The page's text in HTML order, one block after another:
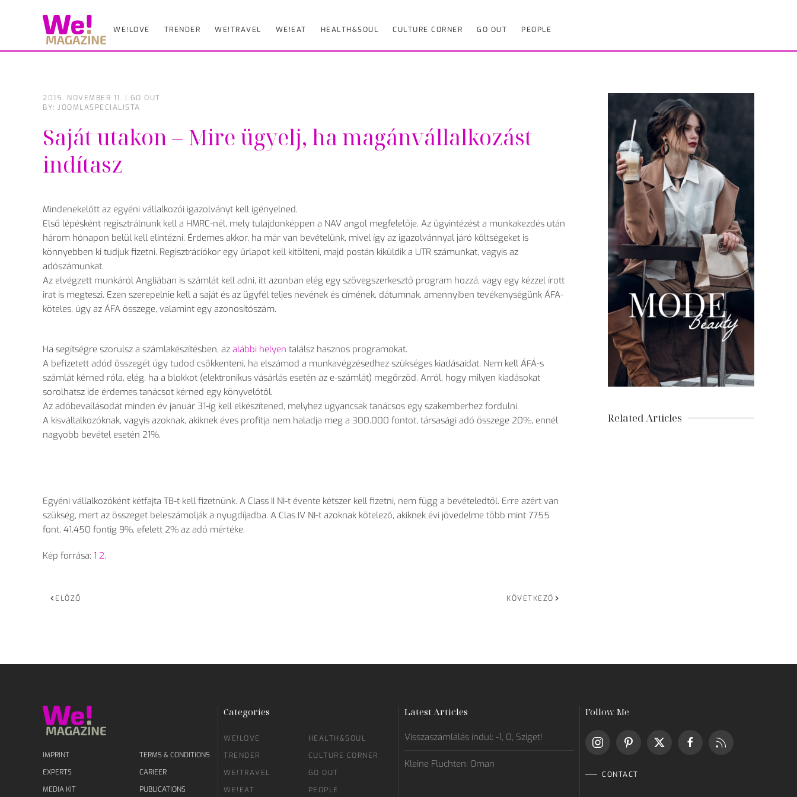
WE!LOVE TRENDER WE!TRAVEL WE!EAT HEALTH&SOUL CULTURE CORNER GO OUT PEOPLE
2015. NOVEMBER 11. | GO OUT
BY: JOOMLASPECIALISTA
Saját utakon – Mire ügyelj, ha magánvállalkozást
indítasz
Mindenekelőtt az egyéni vállalkozói igazolványt kell igényelned.
Első lépésként regisztrálnunk kell a HMRC-nél, mely tulajdonképpen a NAV angol megfelelője. Az ügyintézést a munkakezdés után
három hónapon belül kell elintézni. Érdemes akkor, ha már van bevételünk, mivel így az igazolvánnyal járó költségeket is
könnyebben ki tudjuk fizetni. Regisztrációkor egy űrlapot kell kitölteni, majd postán kiküldik a UTR számunkat, vagyis az
adószámunkat.
Az elvégzett munkáról Angliában is számlát kell adni, itt azonban elég egy szövegszerkesztő program hozzá, vagy egy kézzel írott
irat is megteszi. Ezen szerepelnie kell a saját és az ügyfél teljes nevének és címének, dátumnak, amennyiben tevékenységünk ÁFA-
köteles, úgy az ÁFA összege, valamint egy azonosítószám.
Ha segítségre szorulsz a számlakészítésben, az alábbi helyen találsz hasznos programokat.
A befizetett adód összegét úgy tudod csökkenteni, ha elszámod a munkavégzésedhez szükséges kiadásaidat. Nem kell ÁFÁ-s
számlát kérned róla, elég, ha a blokkot (elektronikus vásárlás esetén az e-számlát) megőrzöd. Arról, hogy milyen kiadásokat
sorolhatsz ide érdemes tanácsot kérned egy könyvelőtől.
Az adóbevallásodat minden év január 31-ig kell elkészítened, melyhez ugyancsak tanácsos egy szakemberhez fordulni.
A kisvállalkozóknak, vagyis azoknak, akiknek éves profitja nem haladja meg a 300.000 fontot, társasági adó összege 20%, ennél
nagyobb bevétel esetén 21%.
Egyéni vállalkozóként kétfajta TB-t kell fizetnünk. A Class II NI-t évente kétszer kell fizetni, nem függ a bevételedtől. Erre azért van
szükség, mert az összeget beleszámolják a nyugdíjadba. A Clas IV NI-t azoknak kötelező, akiknek évi jövedelme több mint 7755
font. 41.450 fontig 9%, efelett 2% az adó mértéke.
Kép forrása: 1 2.
ELŐZŐ KÖVETKEZŐ
Related Articles
IMPRINT
EXPERTS
MEDIA KIT
TERMS & CONDITIONS
CARIEER
PUBLICATIONS
Categories
WE!LOVE
TRENDER
WE!TRAVEL
WE!EAT
HEALTH&SOUL
CULTURE CORNER
GO OUT
PEOPLE
Latest Articles
Visszaszámlálás indul: -1, 0, Sziget!
Kleine Fluchten: Oman
Follow Me
CONTACT